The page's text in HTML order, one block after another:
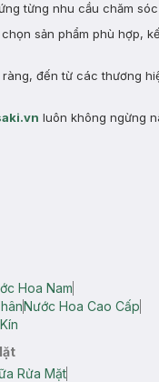
từng nhu cầu chăm
sản phẩm phù hợp,
đến từ các thương
luôn không ngừng
Hoa Nam
Nước Hoa Cao Cấp
Rửa Mặt